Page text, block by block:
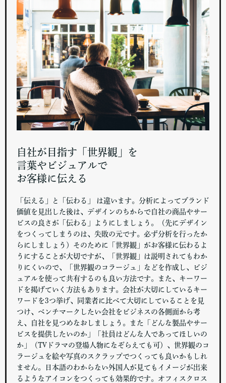
自社が目指す「世界観」を
言葉やビジュアルで
お客様に伝える
「伝える」と「伝わる」 は違います。分析によってブランド
価値を見出した後は、デザインのちからで自社の商品やサー
ビスの良さが「伝わる」ようにしましょう。（先にデザイン
をつくってしまうのは、失敗の元です。必ず分析を行ったか
らにしましょう）そのために「世界観」がお客様に伝わるよ
うにすることが大切ですが、「世界観」は説明されてもわか
りにくいので、「世界観のコラージュ」などを作成し、ビジ
ュアルを使って共有するのも良い方法です。また、キーワー
ドを掲げていく方法もあります。会社が大切にしているキー
ワードを3つ挙げ、同業者に比べて大切にしていることを見
つけ、ベンチマークしたい会社をビジネスの各側面から考
え、自社を見つめなおしましょう。また「どんな製品やサー
ビスを提供したいのか」「社員はどんな人であってほしいの
か」（TVドラマの登場人物になぞらえても可）、世界観のコ
ラージュを絵や写真のスクラップでつくっても良いかもしれ
ません。日本語のわからない外国人が見てもイメージが出来
るようなアイコンをつくっても効果的です。オフィスクロス